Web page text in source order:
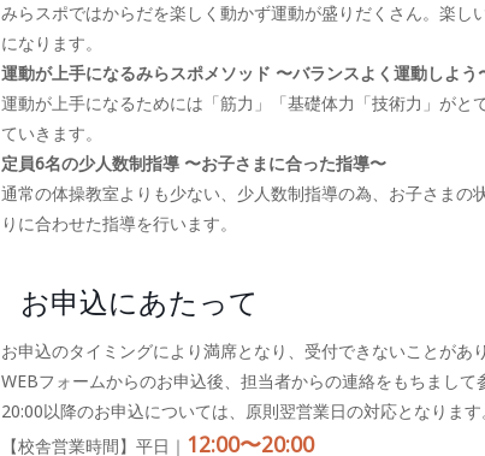
みらスポではからだを楽しく動かず運動が盛りだくさん。楽
になります。
運動が上手になるみらスポメソッド 〜バランスよく運動しよう
運動が上手になるためには「筋力」「基礎体力「技術力」が
ていきます。
定員6名の少人数制指導 〜お子さまに合った指導〜
通常の体操教室よりも少ない、少人数制指導の為、お子さま
りに合わせた指導を行います。
お申込にあたって
お申込のタイミングにより満席となり、受付できないことがあ
WEBフォームからのお申込後、担当者からの連絡をもちまして
20:00以降のお申込については、原則翌営業日の対応となります
【校舎営業時間】平日｜ 12:00〜20:00